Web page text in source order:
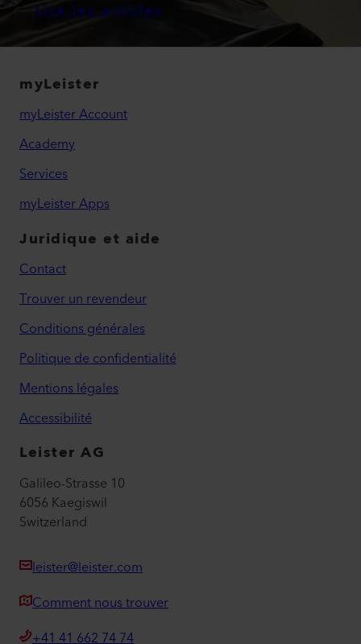
Lire les articles
myLeister
myLeister Account
Academy
Services
myLeister Apps
Juridique et aide
Contact
Trouver un revendeur
Conditions générales
Politique de confidentialité
Mentions légales
Accessibilité
Leister AG
Galileo-Strasse 10
6056 Kaegiswil
Switzerland
leister@leister.com
Comment nous trouver
+41 41 662 74 74